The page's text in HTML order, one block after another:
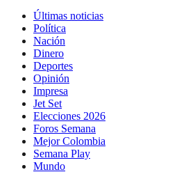
Últimas noticias
Política
Nación
Dinero
Deportes
Opinión
Impresa
Jet Set
Elecciones 2026
Foros Semana
Mejor Colombia
Semana Play
Mundo